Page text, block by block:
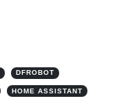
DFROBOT
HOME ASSISTANT